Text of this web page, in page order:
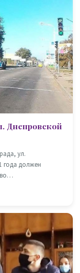
Днепровской
ул.
года должен
во…